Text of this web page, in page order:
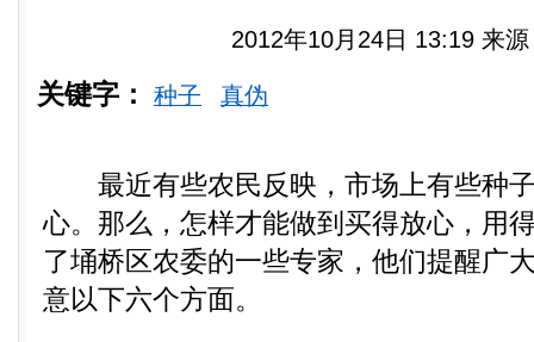
2012年10月24日 13:19 来
关键字： 种子 真伪
最近有些农民反映，市场上有些种子
心。那么，怎样才能做到买得放心，用
了埇桥区农委的一些专家，他们提醒广
意以下六个方面。